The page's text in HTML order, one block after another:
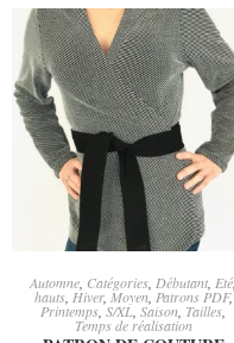
CHOIX DES OPTIONS
Automne Catégories Débutant Eté
hauts, Hiver, Moyen, Patrons PDF,
Printemps ,S/XL Saison Tailles
Temps de réalisation